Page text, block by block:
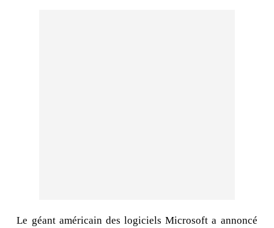
Le géant américain des logiciels Microsoft a annoncé